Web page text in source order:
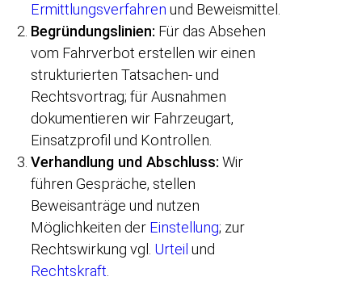
Ermittlungsverfahren und Beweismittel.
Begründungslinien: Für das Absehen
vom Fahrverbot erstellen wir einen
strukturierten Tatsachen- und
Rechtsvortrag; für Ausnahmen
dokumentieren wir Fahrzeugart,
Einsatzprofil und Kontrollen.
Verhandlung und Abschluss: Wir
führen Gespräche, stellen
Beweisanträge und nutzen
Möglichkeiten der Einstellung; zur
Rechtswirkung vgl. Urteil und
Rechtskraft